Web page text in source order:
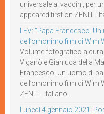
universale ai vaccini, per
appeared first on ZENIT -
LEV: “Papa Francesco.
dell’omonimo film di Wim
Volume fotografico a
Viganò e Gianluca della
Francesco. Un uomo di
dell’omonimo film di Wim
ZENIT - Italiano.
Lunedì 4 gennaio 2021: